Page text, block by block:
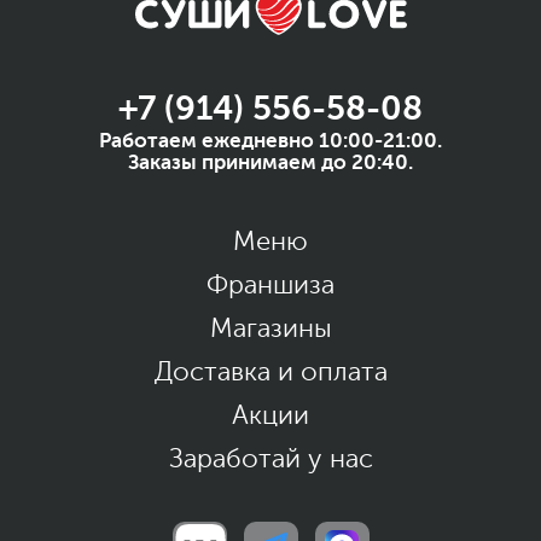
+7 (914) 556-58-08
Работаем ежедневно 10:00-21:00.
Заказы принимаем до 20:40.
Меню
Франшиза
Магазины
Доставка и оплата
Акции
Заработай у нас